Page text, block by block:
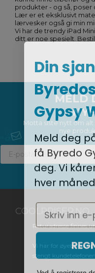
produkter - og så, poser
Lær er et eksklusivt
lærvesker også gi min
Vi har de trendy iPad
ditt er noe spesielt.
MELD
Motta siste nytt om alt
nye
COOLPRISER.NO
Returadresse finnes
Vi har for øyeblikket
stengt
Din
Gypsy
Meld deg
få Byredo
deg. Vi
hver
Email
Ved å registrere